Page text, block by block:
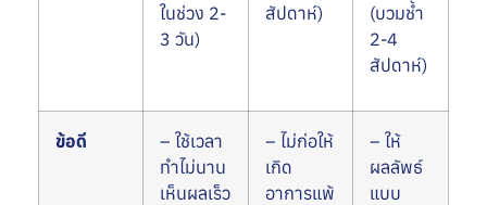
ในช่วง 2-
3 วัน)
สัปดาห์)
(บวมช้ำ
2-4
สัปดาห์)
ข้อดี
– ใช้เวลา
ทำไม่นาน
เห็นผลเร็ว
– ไม่ก่อให้
เกิด
อาการแพ้
– ให้
ผลลัพธ์
แบบ